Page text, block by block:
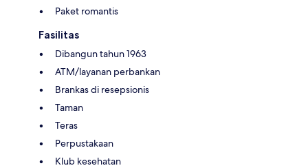
Paket romantis
Fasilitas
Dibangun tahun 1963
ATM/layanan perbankan
Brankas di resepsionis
Taman
Teras
Perpustakaan
Klub kesehatan